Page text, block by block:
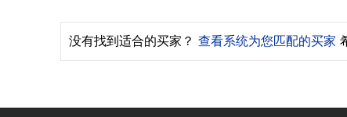
没有找到适合的买家？ 查看系统为您匹配的买家